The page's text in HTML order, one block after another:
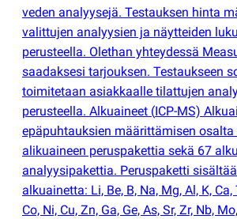
veden analyysejä. Testauksen hinta
valittujen analyysien ja näytteiden
perusteella. Olethan yhteydessä
saadaksesi tarjouksen. Testaukseen
toimitetaan asiakkaalle tilattujen
perusteella. Alkuaineet (ICP-MS)
epäpuhtauksien määrittämisen
alikuaineen peruspakettia sekä 67
analyysipakettia. Peruspaketti
alkuainetta: Li, Be, B, Na, Mg, Al, K, Ca,
Co, Ni, Cu, Zn, Ga, Ge, As, Sr, Zr, Nb,